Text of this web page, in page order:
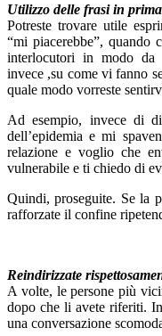
Utilizzo delle frasi in
Potreste trovare utile
“mi piacerebbe”, quando
interlocutori in modo da
invece ,su come vi fanno
quale modo vorreste
Ad esempio, invece di
dell’epidemia e mi
relazione e voglio che
vulnerabile e ti chiedo di
Quindi, proseguite. Se la
rafforzate il confine
Reindirizzate
A volte, le persone più
dopo che li avete riferiti.
una conversazione